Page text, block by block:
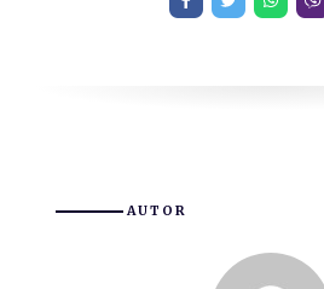
AUTOR